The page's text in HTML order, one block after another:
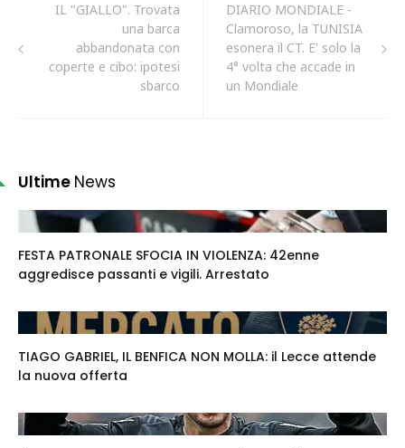
IL "GIALLO". Trovata
una barca
abbandonata con
coperte e cibo: ipotesi
sbarco
DIARIO MONDIALE -
Clamoroso, la TUNISIA
esonera il CT. E' solo la
4° volta che accade in
un Mondiale
Ultime News
FESTA PATRONALE SFOCIA IN VIOLENZA: 42enne
aggredisce passanti e vigili. Arrestato
TIAGO GABRIEL, IL BENFICA NON MOLLA: il Lecce attende
la nuova offerta